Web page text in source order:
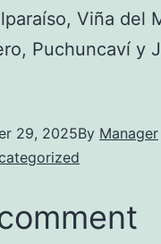
Viña del
Puchuncaví y
29, 2025By Manager